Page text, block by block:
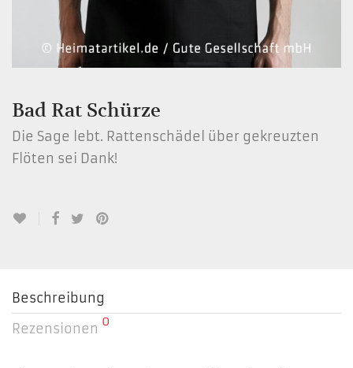
Bad Rat Schürze
Die Sage lebt. Rattenschädel über gekreuzten
Flöten sei Dank!
Beschreibung
Rezensionen 0